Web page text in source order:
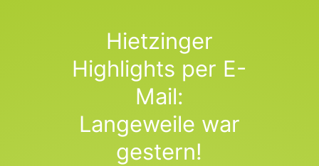
Hietzinger
Highlights per E-
Mail:
Langeweile war
gestern!